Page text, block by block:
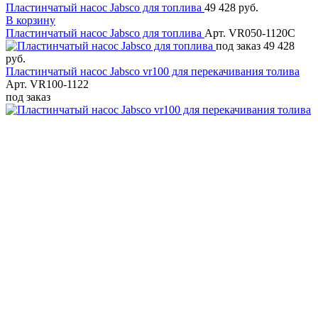
Пластинчатый насос Jabsco для топлива 49 428 руб.
В корзину
Пластинчатый насос Jabsco для топлива Арт. VR050-1120C
под заказ 49 428
руб.
Пластинчатый насос Jabsco vr100 для перекачивания толива
Арт. VR100-1122
под заказ